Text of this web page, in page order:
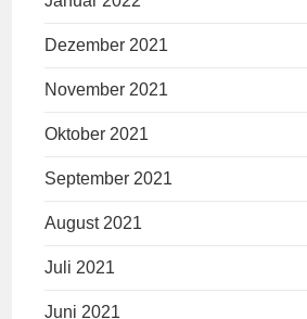
Dezember 2021
November 2021
Oktober 2021
September 2021
August 2021
Juli 2021
Juni 2021